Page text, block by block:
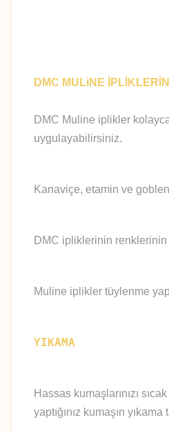
DMC MULiNE
DMC Muline iplikler
uygulayabilirsiniz.
Kanaviçe, etamin ve
DMC ipliklerinin renklerinin
Muline iplikler tüylenme
YIKAMA
Hassas kumaşlarınızı
yaptığınız kumaşın